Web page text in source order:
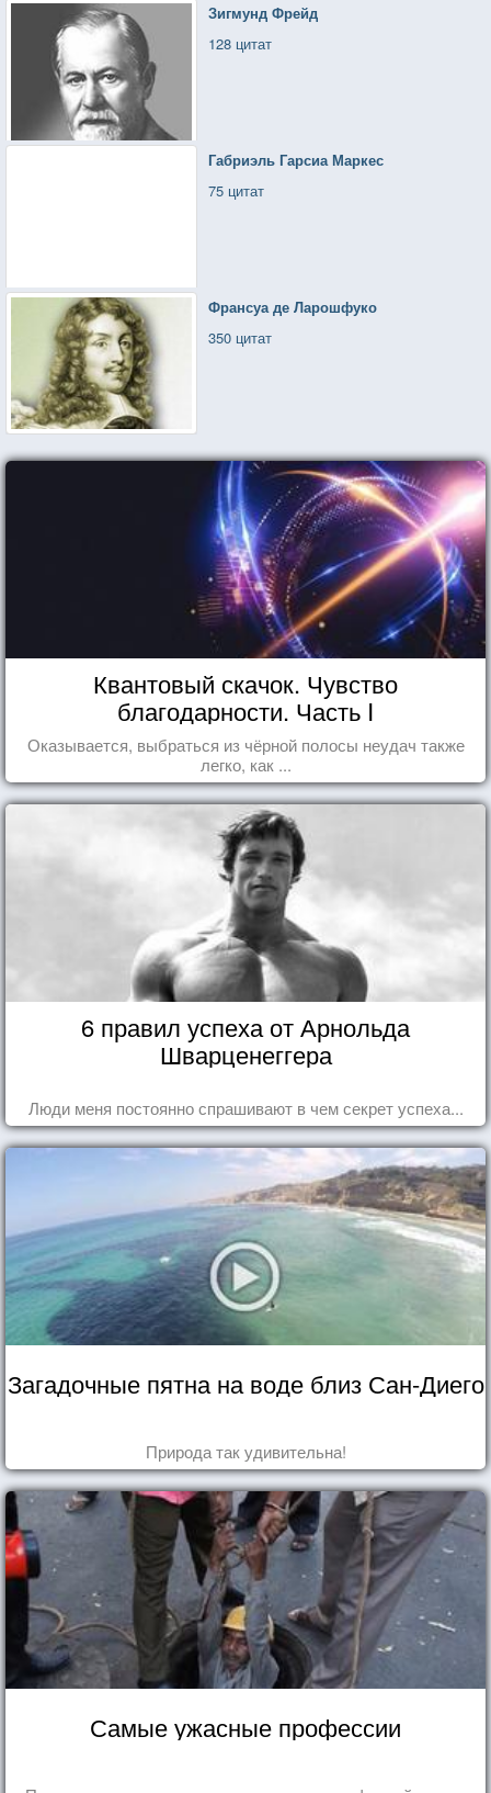
Зигмунд Фрейд
128 цитат
Габриэль Гарсиа Маркес
75 цитат
Франсуа де Ларошфуко
350 цитат
Квантовый скачок. Чувство
благодарности. Часть I
Оказывается, выбраться из чёрной полосы неудач также
легко, как ...
6 правил успеха от Арнольда
Шварценеггера
Люди меня постоянно спрашивают в чем секрет успеха...
Загадочные пятна на воде близ Сан-Диего
Природа так удивительна!
Самые ужасные профессии